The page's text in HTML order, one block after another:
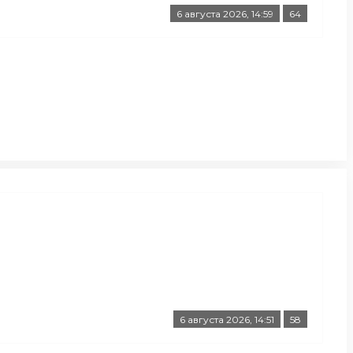
6 августа 2026, 14:59 64
6 августа 2026, 14:51 58